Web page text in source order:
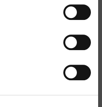
Paris, 1860-1958